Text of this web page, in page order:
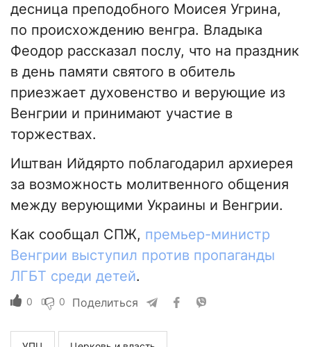
десница преподобного Моисея Угрина,
по происхождению венгра. Владыка
Феодор рассказал послу, что на праздник
в день памяти святого в обитель
приезжает духовенство и верующие из
Венгрии и принимают участие в
торжествах.
Иштван Ийдярто поблагодарил архиерея
за возможность молитвенного общения
между верующими Украины и Венгрии.
Как сообщал СПЖ, премьер-министр
Венгрии выступил против пропаганды
ЛГБТ среди детей.
0 0 Поделиться